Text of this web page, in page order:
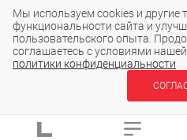
2015 – 2026 © ООО «Локос»
В
Мы используем cookies и другие
функциональности сайта и
пользовательского опыта.
соглашаетесь с условиями нашей
политики конфиденциальности